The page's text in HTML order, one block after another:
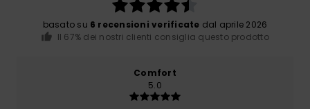
basato su 6 recensioni verificate dal aprile 2026
Il 67% dei nostri clienti consiglia questo prodotto
Comfort
5.0